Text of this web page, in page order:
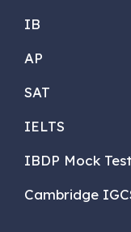
IB
AP
SAT
IELTS
IBDP Mock Test
Cambridge